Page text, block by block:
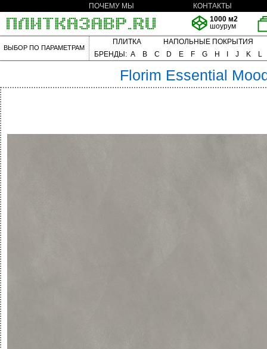
ПОЧЕМУ МЫ
КОНТАКТЫ
1000 м2
шоурум
ВЫБОР ПО ПАРАМЕТРАМ
ПЛИТКА
НАПОЛЬНЫЕ ПОКРЫТИЯ
БРЕНДЫ: A B C D E F G H J K L
Florim Essential